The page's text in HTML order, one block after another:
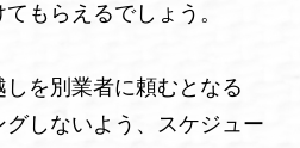
もらえるでしょう。
を別業者に頼むとなる
しないよう、スケジュー